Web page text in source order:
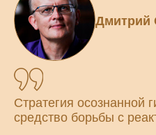
Дмитрий
Стратегия осознанной
средство борьбы с